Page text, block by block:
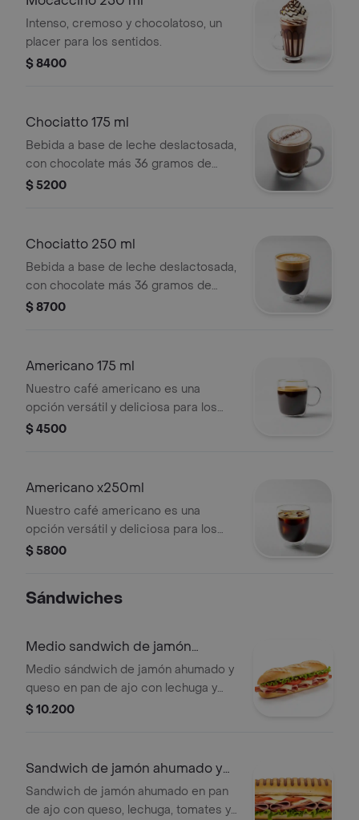
Intenso, cremoso y chocolatoso, un
placer para los sentidos.
$ 8400
Chociatto 175 ml
Bebida a base de leche deslactosada,
con chocolate más 36 gramos de
espresso.
$ 5200
Chociatto 250 ml
Bebida a base de leche deslactosada,
con chocolate más 36 gramos de
espresso.
$ 8700
Americano 175 ml
Nuestro café americano es una
opción versátil y deliciosa para los
amantes del café. elaborado con un
suave y equilibrado, con notas
cautivador.
$ 4500
Americano x250ml
Nuestro café americano es una
opción versátil y deliciosa para los
amantes del café. elaborado con un
suave y equilibrado, con notas
cautivador.
$ 5800
Sándwiches
Medio sandwich de jamón
ahumado y queso
Medio sándwich de jamón ahumado y
queso en pan de ajo con lechuga y
tomate.
$ 10.200
Sandwich de jamón ahumado y
queso
Sandwich de jamón ahumado en pan
de ajo con queso, lechuga, tomates y